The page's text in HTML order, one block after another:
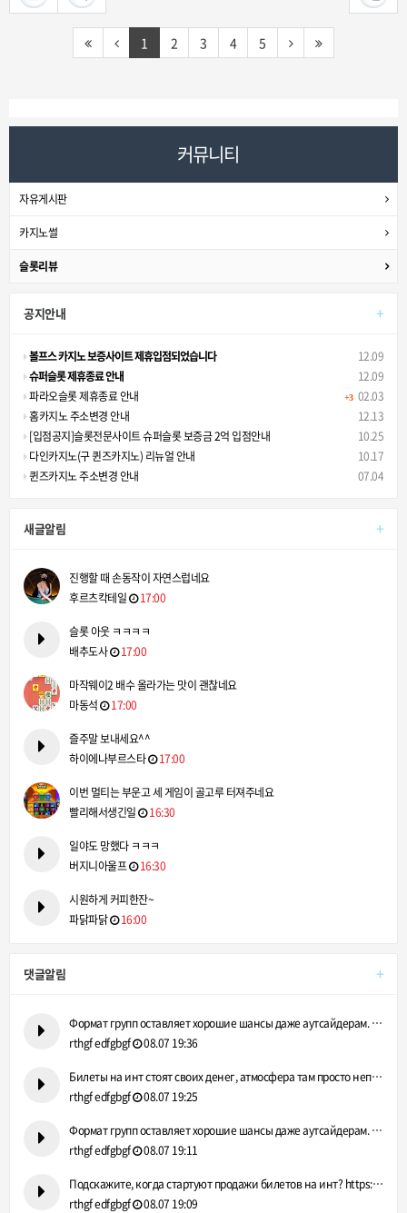
1 2 3 4 5
커뮤니티
자유게시판
카지노썰
슬롯리뷰
+
공지안내
12.09
볼프스 카지노 보증사이트 제휴입점되었습니다
12.09
슈퍼슬롯 제휴종료 안내
+3 02.03
파라오슬롯 제휴종료 안내
12.13
홈카지노 주소변경 안내
10.25
[입점공지]슬롯전문사이트 슈퍼슬롯 보증금 2억 입점안내
10.17
다인카지노(구 퀸즈카지노) 리뉴얼 안내
07.04
퀸즈카지노 주소변경 안내
+
새글알림
진행할 때 손동작이 자연스럽네요
후르츠칵테일
17:00
슬롯 아웃 ㅋㅋㅋㅋ
배추도사
17:00
마작웨이2 배수 올라가는 맛이 괜찮네요
마동석
17:00
즐주말 보내세요^^
하이에나부르스타
17:00
이번 멀티는 부운고 세 게임이 골고루 터져주네요
빨리해서생긴일
16:30
일야도 망했다 ㅋㅋㅋ
버지니아울프
16:30
시원하게 커피한잔~
파닭파닭
16:00
+
댓글알림
Формат групп оставляет хорошие шансы даже аутсайдерам. https…
rthgf edfgbgf
08.07 19:36
Билеты на инт стоят своих денег, атмосфера там просто непере…
rthgf edfgbgf
08.07 19:25
Формат групп оставляет хорошие шансы даже аутсайдерам. https…
rthgf edfgbgf
08.07 19:11
Подскажите, когда стартуют продажи билетов на инт? https://g…
rthgf edfgbgf
08.07 19:09